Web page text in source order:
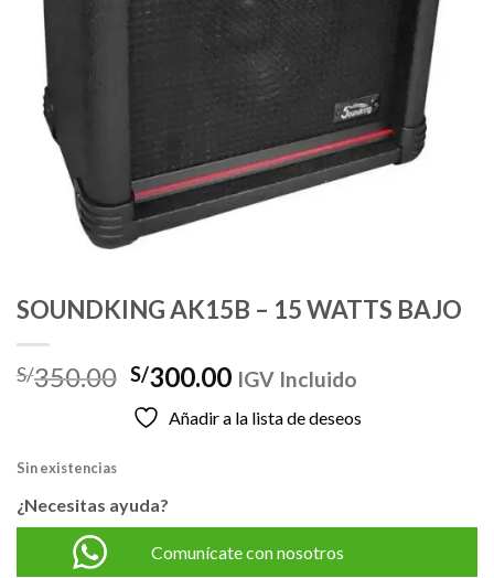
SOUNDKING AK15B – 15 WATTS BAJO
S/350.00 El
precio
original
S/300.00El
actual
IGV Incluido
Añadir a la lista de deseos
Sin existencias
¿Necesitas ayuda?
Comunícate con nosotros